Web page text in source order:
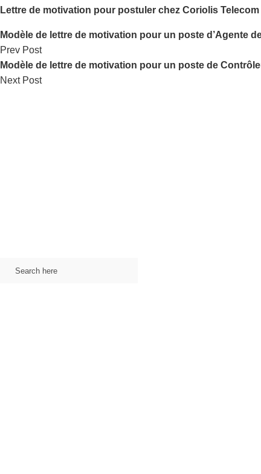
Lettre de motivation pour postuler chez Coriolis Telecom
Modèle de lettre de motivation pour un poste d’Agente
Prev Post
Modèle de lettre de motivation pour un poste de
Next Post